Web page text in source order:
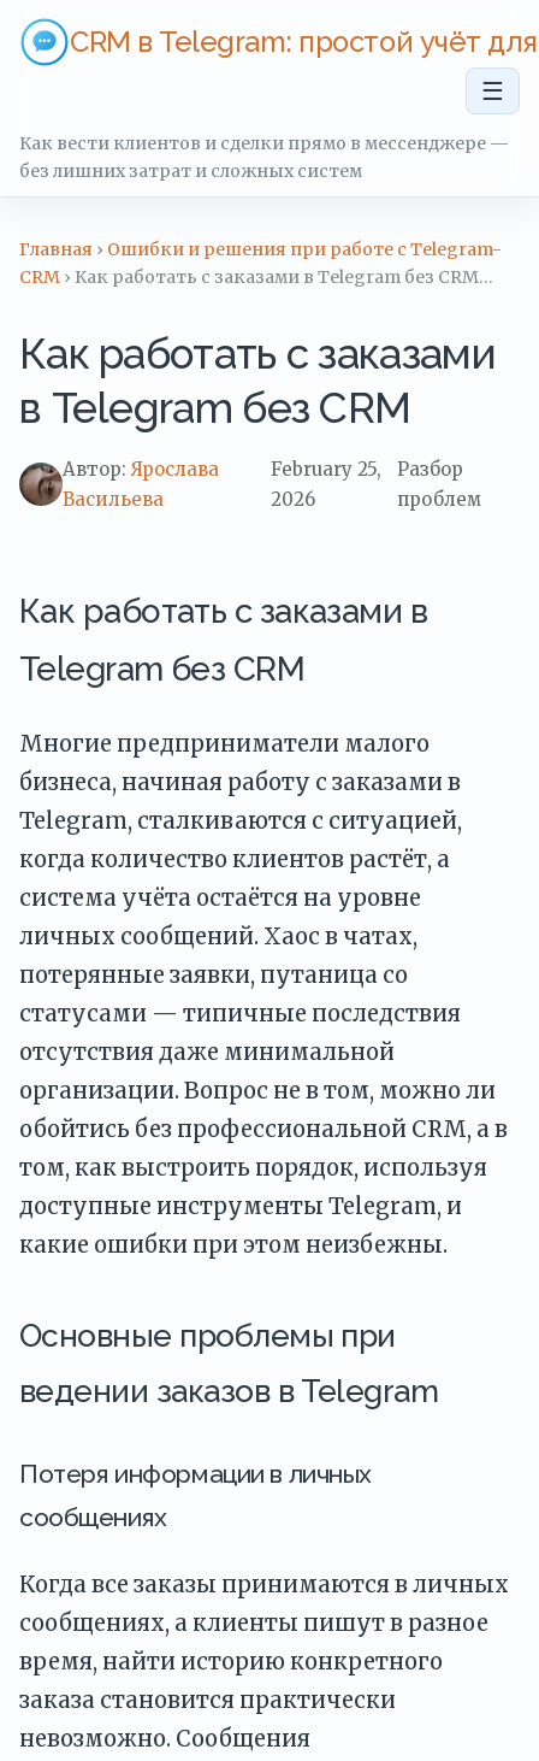
CRM в Telegram: простой учёт
☰
Как вести клиентов и сделки прямо в мессенджере —
без лишних затрат и сложных систем
Главная › Ошибки и решения при работе с Telegram-
CRM › Как работать с заказами в Telegram без CRM…
Как работать с заказами
в Telegram без CRM
Автор:Ярослава
Васильева
February 25,
2026
Разбор
проблем
Как работать с заказами в
Telegram без CRM
Многие предприниматели малого
бизнеса, начиная работу с заказами в
Telegram, сталкиваются с ситуацией,
когда количество клиентов растёт, а
система учёта остаётся на уровне
личных сообщений. Хаос в чатах,
потерянные заявки, путаница со
статусами — типичные последствия
отсутствия даже минимальной
организации. Вопрос не в том, можно ли
обойтись без профессиональной CRM, а в
том, как выстроить порядок, используя
доступные инструменты Telegram, и
какие ошибки при этом неизбежны.
Основные проблемы при
ведении заказов в Telegram
Потеря информации в личных
сообщениях
Когда все заказы принимаются в личных
сообщениях, а клиенты пишут в разное
время, найти историю конкретного
заказа становится практически
невозможно. Сообщения